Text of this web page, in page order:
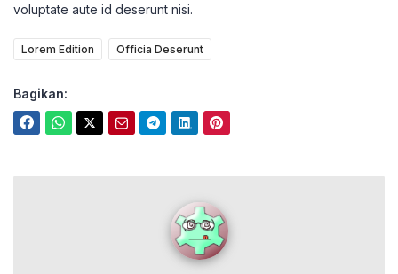
voluptate aute id deserunt nisi.
Lorem Edition Officia Deserunt
Bagikan: